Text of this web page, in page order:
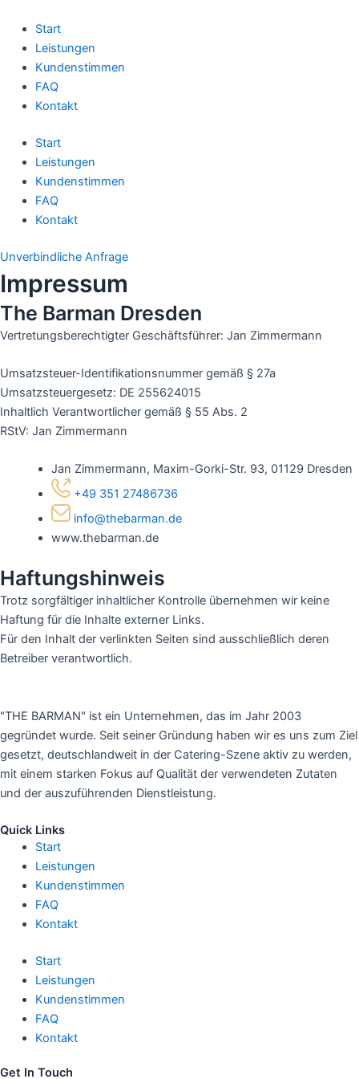
Inhalt
springen
Start
Leistungen
Kundenstimmen
FAQ
Kontakt
Start
Leistungen
Kundenstimmen
FAQ
Kontakt
Unverbindliche Anfrage
Impressum
The Barman Dresden
Vertretungsberechtigter Geschäftsführer: Jan Zimmermann
Umsatzsteuer-Identifikationsnummer gemäß § 27a
Umsatzsteuergesetz: DE 255624015
Inhaltlich Verantwortlicher gemäß § 55 Abs. 2
RStV: Jan Zimmermann
Jan Zimmermann, Maxim-Gorki-Str. 93, 01129 Dresden
+49 351 27486736
info@thebarman.de
www.thebarman.de
Haftungshinweis
Trotz sorgfältiger inhaltlicher Kontrolle übernehmen wir keine
Haftung für die Inhalte externer Links.
Für den Inhalt der verlinkten Seiten sind ausschließlich deren
Betreiber verantwortlich.
"THE BARMAN" ist ein Unternehmen, das im Jahr 2003
gegründet wurde. Seit seiner Gründung haben wir es uns zum Ziel
gesetzt, deutschlandweit in der Catering-Szene aktiv zu werden,
mit einem starken Fokus auf Qualität der verwendeten Zutaten
und der auszuführenden Dienstleistung.
Quick Links
Start
Leistungen
Kundenstimmen
FAQ
Kontakt
Start
Leistungen
Kundenstimmen
FAQ
Kontakt
Get In Touch